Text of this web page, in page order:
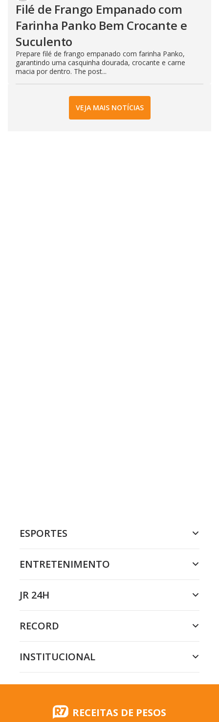
Filé de Frango Empanado com
Farinha Panko Bem Crocante e
Suculento
Prepare filé de frango empanado com farinha Panko,
garantindo uma casquinha dourada, crocante e carne
macia por dentro. The post...
VEJA MAIS NOTÍCIAS
ESPORTES
ENTRETENIMENTO
JR 24H
RECORD
INSTITUCIONAL
RECEITAS DE PESOS